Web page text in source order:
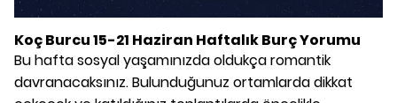
Koç Burcu 15-21 Haziran Haftalık Burç Yorumu
Bu hafta sosyal yaşamınızda oldukça romantik
davranacaksınız. Bulunduğunuz ortamlarda dikkat